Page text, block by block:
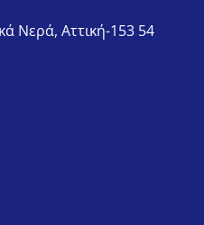
Νερά, Αττική-153 54